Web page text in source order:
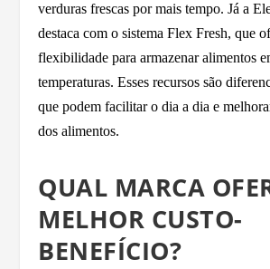
verduras frescas por mais tempo. Já a
destaca com o sistema Flex Fresh, que
flexibilidade para armazenar alimentos
temperaturas. Esses recursos são
que podem facilitar o dia a dia e
dos alimentos.
QUAL MARCA
MELHOR CUSTO-
BENEFÍCIO?